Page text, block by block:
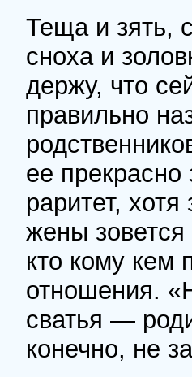
Теща и зять,
сноха и
держу, что
правильно
ее
раритет,
жены
кто кому кем
отношения.
сватья —
конечно, не